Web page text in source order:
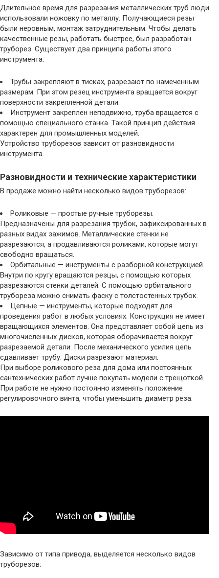
Длительное время для разрезания металлических труб люди
использовали ножовку по металлу. Получающиеся резы
были неровным, монтаж затруднительным. Чтобы делать
качественные резы, работать быстрее, был разработан
труборез. Существует два принципа работы этого
инструмента:
Трубы закрепляют в тисках, разрезают по намеченным
размерам. При этом резец инструмента вращается вокруг
поверхности закрепленной детали.
Инструмент закреплен неподвижно, труба вращается с
помощью специального станка. Такой принцип действия
характерен для промышленных моделей.
Устройство труборезов зависит от разновидности
инструмента.
Разновидности и технические характеристики
В продаже можно найти несколько видов труборезов:
Роликовые — простые ручные труборезы.
Предназначены для разрезания трубок, зафиксированных в
разных видах зажимов. Металлические стенки не
разрезаются, а продавливаются роликами, которые могут
свободно вращаться.
Орбитальные — инструменты с разборной конструкцией.
Внутри по кругу вращаются резцы, с помощью которых
разрезаются стенки деталей. С помощью орбитального
трубореза можно снимать фаску с толстостенных трубок.
Цепные — инструменты, которые подходят для
проведения работ в любых условиях. Конструкция не имеет
вращающихся элементов. Она представляет собой цепь из
многочисленных дисков, которая оборачивается вокруг
разрезаемой детали. После механического усилия цепь
сдавливает трубу. Диски разрезают материал.
При выборе роликового реза для дома или постоянных
сантехнических работ лучше покупать модели с трещоткой.
При работе не нужно постоянно изменять положение
регулировочного винта, чтобы уменьшить диаметр реза.
Зависимо от типа привода, выделяется несколько видов
труборезов: